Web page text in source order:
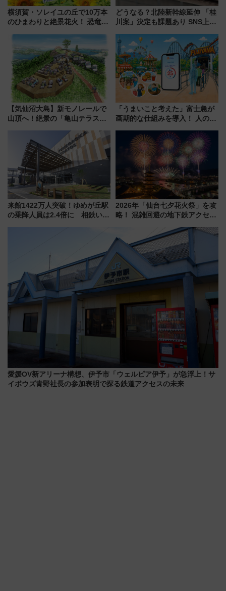
横須賀・ソレイユの丘で10万本
のひまわりと絶景花火！ 恐竜や
帰りお出かけ最新情報（2026年
7月17日～開催）
どうなる？北陸新幹線延伸 「桂
川案」決定も課題あり SNS上の
【気仙沼大島】新モノレールで
山頂へ！絶景の「亀山テラス
暇村のお得な日帰りプランも登
「うまいこと考えた」富士急が
画期的な仕組みを導入！ 人のか
ん」始動
来館1422万人突破！ゆめが丘駅
の乗降人員は2.4倍に 相鉄いず
2026年「仙台七夕花火祭」を攻
略！ 混雑回避の地下鉄アクセス
火前に楽しむ仙台観光ルートま
で解説！
愛媛OV新アリーナ構想、伊予市「ウェルピア伊予」が急浮上！サ
イボウズ青野社長の参加表明で探る鉄道アクセスの未来